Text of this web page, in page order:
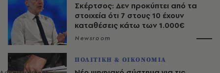
Σκέρτσος: Δεν προκύπτει από τα
στοιχεία ότι 7 στους 10 έχουν
καταθέσεις κάτω των 1.000€
Newsroom
ΠΟΛΙΤΙΚΗ & ΟΙΚΟΝΟΜΙΑ